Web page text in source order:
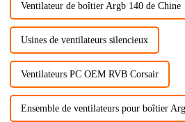
Ventilateur de boîtier Argb 140 de Chine
Usines de ventilateurs silencieux
Ventilateurs PC OEM RVB Corsair
Ensemble de ventilateurs pour boîtier